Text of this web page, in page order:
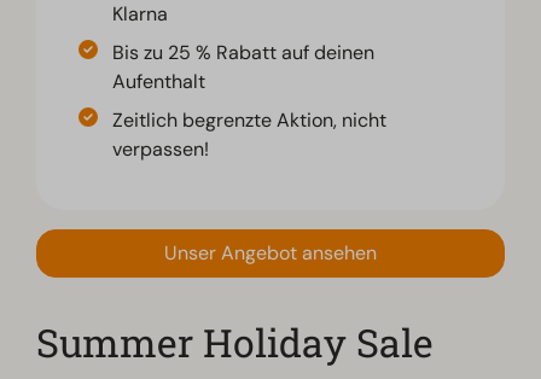
Klarna
Bis zu 25 % Rabatt auf deinen
Aufenthalt
Zeitlich begrenzte Aktion, nicht
verpassen!
Unser Angebot ansehen
Summer Holiday Sale